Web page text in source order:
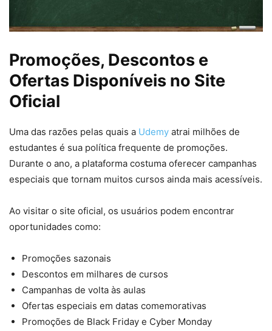
Promoções, Descontos e
Ofertas Disponíveis no Site
Oficial
Uma das razões pelas quais a Udemy atrai milhões de
estudantes é sua política frequente de promoções.
Durante o ano, a plataforma costuma oferecer campanhas
especiais que tornam muitos cursos ainda mais acessíveis.
Ao visitar o site oficial, os usuários podem encontrar
oportunidades como:
Promoções sazonais
Descontos em milhares de cursos
Campanhas de volta às aulas
Ofertas especiais em datas comemorativas
Promoções de Black Friday e Cyber Monday